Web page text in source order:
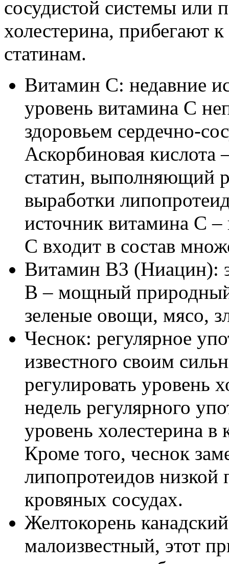
сосудистой системы или
холестерина, прибегают
статинам.
Витамин C: недавние
уровень витамина С
здоровьем сердечно-
Аскорбиновая
статин, выполняющий
выработки
источник витамина С
С входит в состав
Витамин B3 (Ниацин):
B – мощный природный
зеленые овощи, мясо,
Чеснок: регулярное
известного своим
регулировать уровень
недель регулярного
уровень холестерина
Кроме того, чеснок
липопротеидов низкой
кровяных сосудах.
Желтокорень
малоизвестный, этот